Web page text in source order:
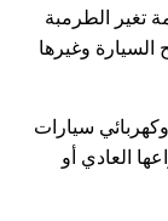
تغير الطرمبة
وغيرها
سيارات
العادي أو